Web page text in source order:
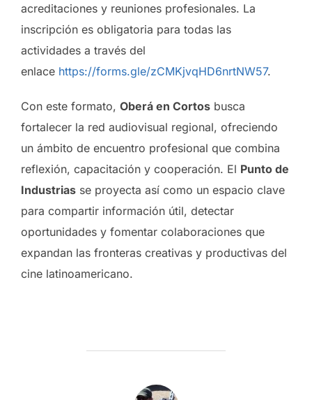
acreditaciones y reuniones profesionales. La
inscripción es obligatoria para todas las
actividades a través del
enlace https://forms.gle/zCMKjvqHD6nrtNW57.
Con este formato, Oberá en Cortos busca
fortalecer la red audiovisual regional, ofreciendo
un ámbito de encuentro profesional que combina
reflexión, capacitación y cooperación. El Punto de
Industrias se proyecta así como un espacio clave
para compartir información útil, detectar
oportunidades y fomentar colaboraciones que
expandan las fronteras creativas y productivas del
cine latinoamericano.
POST AUTHOR